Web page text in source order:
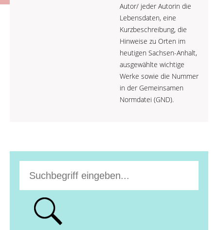
Autor/ jeder Autorin die
Lebensdaten, eine
Kurzbeschreibung, die
Hinweise zu Orten im
heutigen Sachsen-Anhalt,
ausgewählte wichtige
Werke sowie die Nummer
in der Gemeinsamen
Normdatei (GND).
absenden